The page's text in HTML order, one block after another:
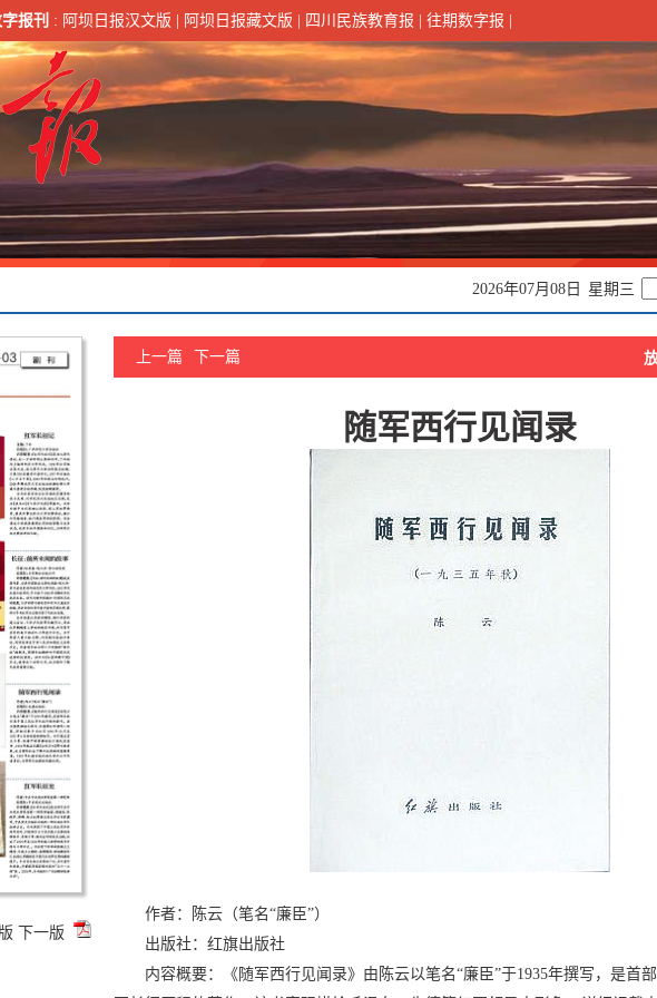
报刊 : 阿坝日报汉文版 阿坝日报藏文版 四川民族教育报 往期数字报
星期三
2026年07月08日
下一版
上一篇 下一篇
随军西行见闻录
作者：陈云（笔名“廉臣”）
出版社：红旗出版社
内容概要：《随军西行见闻录》由陈云以笔名“廉臣”于1935年撰写，是首